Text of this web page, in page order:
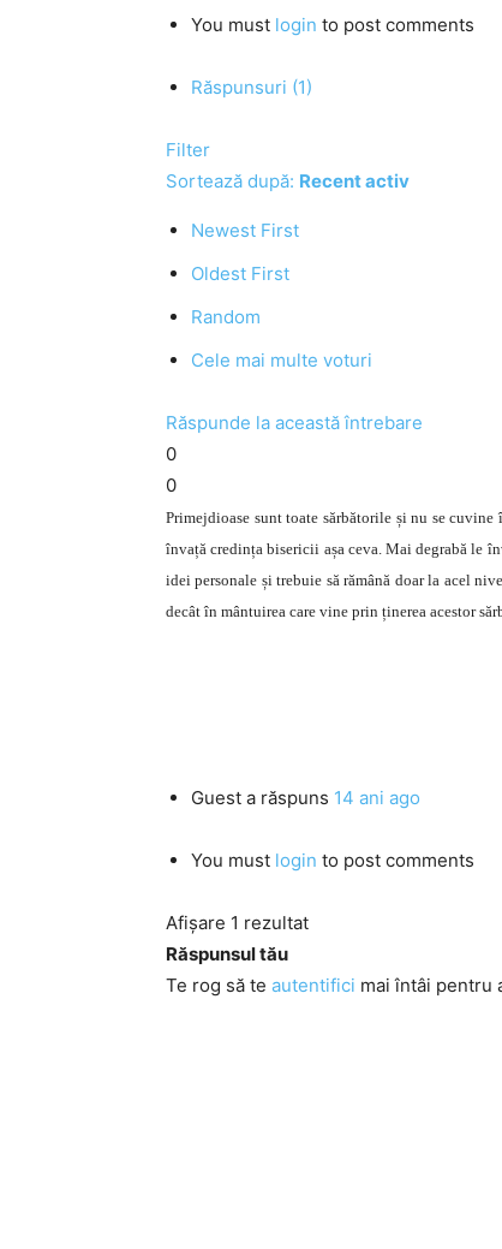
You must login to post comments
Răspunsuri (1)
Filter
Sortează după: Recent activ
Newest First
Oldest First
Random
Cele mai multe voturi
Răspunde la această întrebare
0
0
Primejdioase sunt toate sărbătorile și nu se
învață credința bisericii așa ceva. Mai degrabă le
idei personale și trebuie să rămână doar la acel
decât în mântuirea care vine prin ținerea acestor
Guest a răspuns 14 ani ago
You must login to post comments
Afișare 1 rezultat
Răspunsul tău
Te rog să te autentifici mai întâi pentru